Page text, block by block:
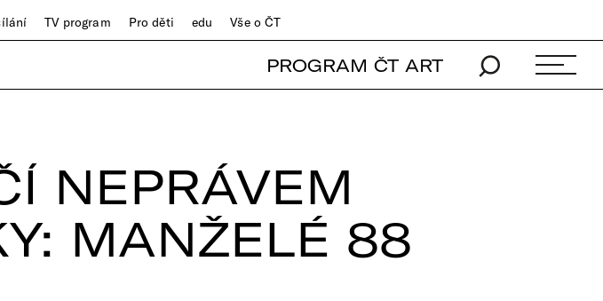
TV program Pro děti edu Vše o ČT
PROGRAM ČT ART
NEPRÁVEM
MANŽELÉ 88